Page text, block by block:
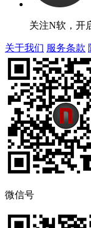
关注N软，开
关于我们 服务条款
微信号